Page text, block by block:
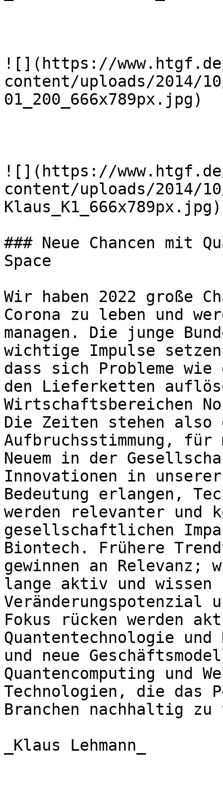
![](https://
content/uploads/2014/
01_200_666x789px.jpg)
![](https://
content/uploads/2014/10/
Klaus_K1_666x789px.jpg)
### Neue Chancen mit
Space
Wir haben 2022 große
Corona zu leben und
managen. Die junge
wichtige Impulse
dass sich Probleme
den Lieferketten
Wirtschaftsbereichen
Die Zeiten stehen
Aufbruchsstimmung,
Neuem in der
Innovationen in
Bedeutung erlangen,
werden relevanter und
gesellschaftlichen
Biontech. Frühere
gewinnen an Relevanz;
lange aktiv und wissen
Fokus rücken werden
Quantentechnologie
und neue
Quantencomputing und
Technologien, die das
Branchen nachhaltig zu
_Klaus Lehmann_